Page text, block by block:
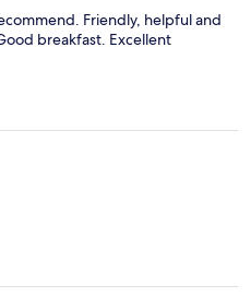
Friendly, helpful and
breakfast. Excellent